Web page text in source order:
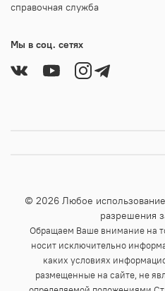
справочная служба
Мы в соц. сетях
© 2026 Любое
разрешения
Обращаем Ваше внимание на
носит исключительно
каких условиях
размещенные на сайте, не